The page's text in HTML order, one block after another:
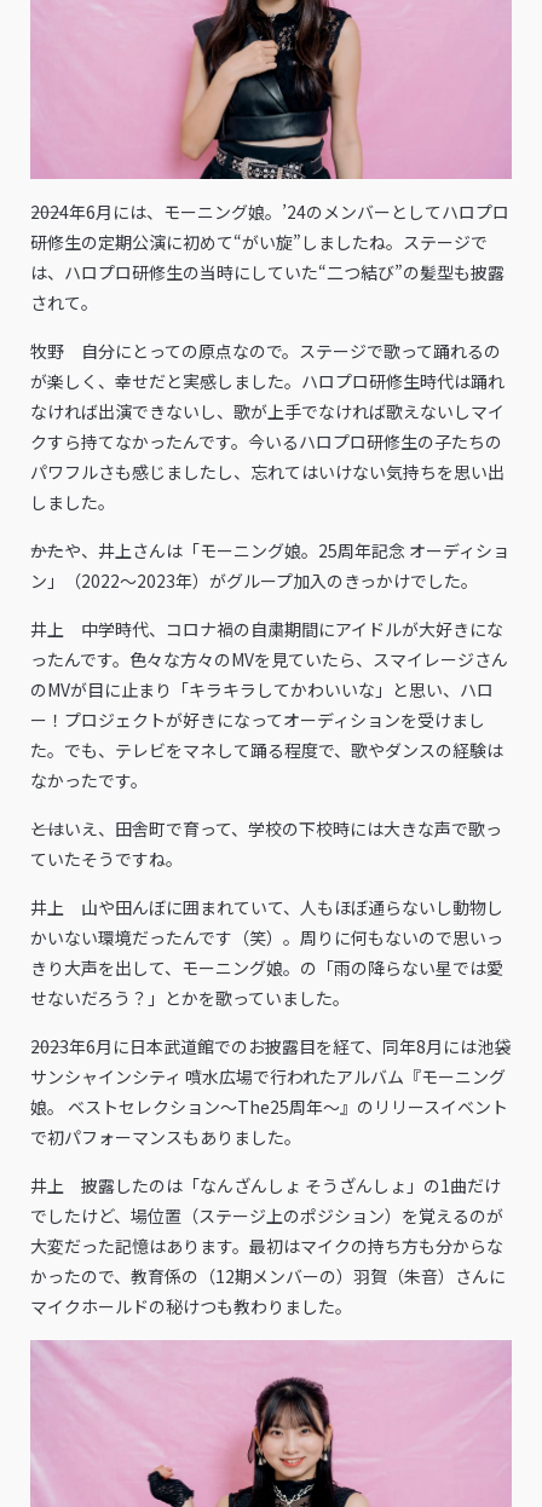
――2024年6月には、モーニング娘。’24のメンバーとしてハロプロ
研修生の定期公演に初めて“がい旋”しましたね。ステージで
は、ハロプロ研修生の当時にしていた“二つ結び”の髪型も披露
されて。
牧野 自分にとっての原点なので。ステージで歌って踊れるの
が楽しく、幸せだと実感しました。ハロプロ研修生時代は踊れ
なければ出演できないし、歌が上手でなければ歌えないしマイ
クすら持てなかったんです。今いるハロプロ研修生の子たちの
パワフルさも感じましたし、忘れてはいけない気持ちを思い出
しました。
――かたや、井上さんは「モーニング娘。25周年記念 オーディショ
ン」（2022〜2023年）がグループ加入のきっかけでした。
井上 中学時代、コロナ禍の自粛期間にアイドルが大好きにな
ったんです。色々な方々のMVを見ていたら、スマイレージさん
のMVが目に止まり「キラキラしてかわいいな」と思い、ハロ
ー！プロジェクトが好きになってオーディションを受けまし
た。でも、テレビをマネして踊る程度で、歌やダンスの経験は
なかったです。
――とはいえ、田舎町で育って、学校の下校時には大きな声で歌っ
ていたそうですね。
井上 山や田んぼに囲まれていて、人もほぼ通らないし動物し
かいない環境だったんです（笑）。周りに何もないので思いっ
きり大声を出して、モーニング娘。の「雨の降らない星では愛
せないだろう？」とかを歌っていました。
――2023年6月に日本武道館でのお披露目を経て、同年8月には池袋
サンシャインシティ 噴水広場で行われたアルバム『モーニング
娘。 ベストセレクション～The25周年～』のリリースイベント
で初パフォーマンスもありました。
井上 披露したのは「なんざんしょ そうざんしょ」の1曲だけ
でしたけど、場位置（ステージ上のポジション）を覚えるのが
大変だった記憶はあります。最初はマイクの持ち方も分からな
かったので、教育係の（12期メンバーの）羽賀（朱音）さんに
マイクホールドの秘けつも教わりました。